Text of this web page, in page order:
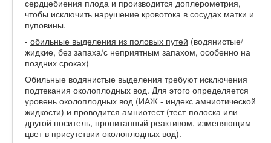
сердцебиения плода и производится доплерометрия,
чтобы исключить нарушение кровотока в сосудах матки и
пуповины.
- обильные выделения из половых путей (водянистые/
жидкие, без запаха/с неприятным запахом, особенно на
поздних сроках)
Обильные водянистые выделения требуют исключения
подтекания околоплодных вод. Для этого определяется
уровень околоплодных вод (ИАЖ - индекс амниотической
жидкости) и проводится амниотест (тест-полоска или
другой носитель, пропитанный реактивом, изменяющим
цвет в присутствии околоплодных вод).